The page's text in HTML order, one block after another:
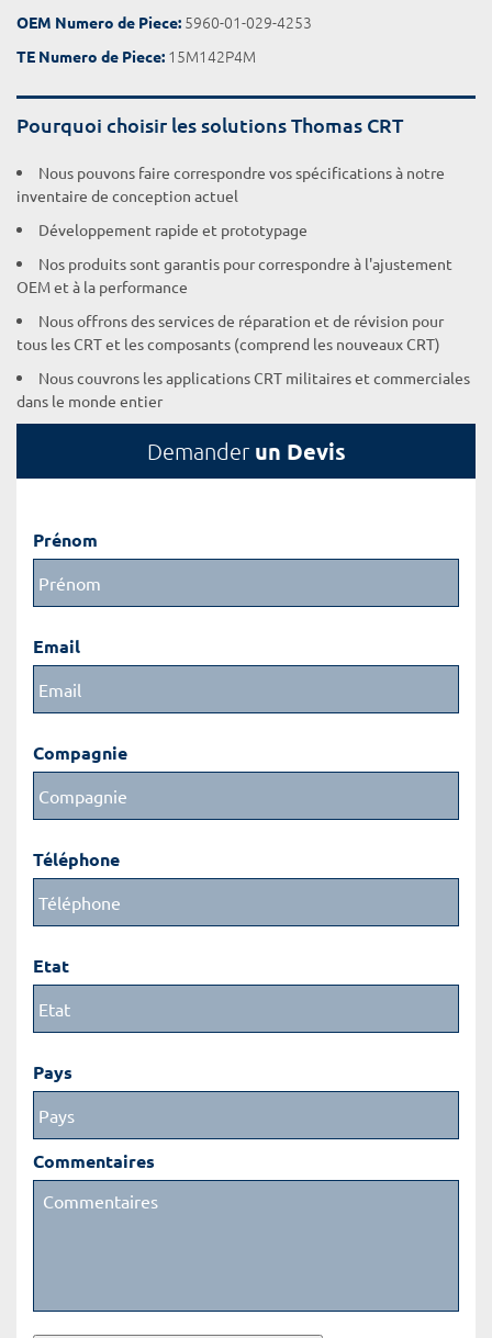
OEM Numero de Piece: 5960-01-029-4253
TE Numero de Piece: 15M142P4M
Pourquoi choisir les solutions Thomas CRT
Nous pouvons faire correspondre vos spécifications à notre
inventaire de conception actuel
Développement rapide et prototypage
Nos produits sont garantis pour correspondre à l'ajustement
OEM et à la performance
Nous offrons des services de réparation et de révision pour
tous les CRT et les composants (comprend les nouveaux CRT)
Nous couvrons les applications CRT militaires et commerciales
dans le monde entier
Demander un Devis
Prénom
Email
Compagnie
Téléphone
Etat
Pays
Commentaires